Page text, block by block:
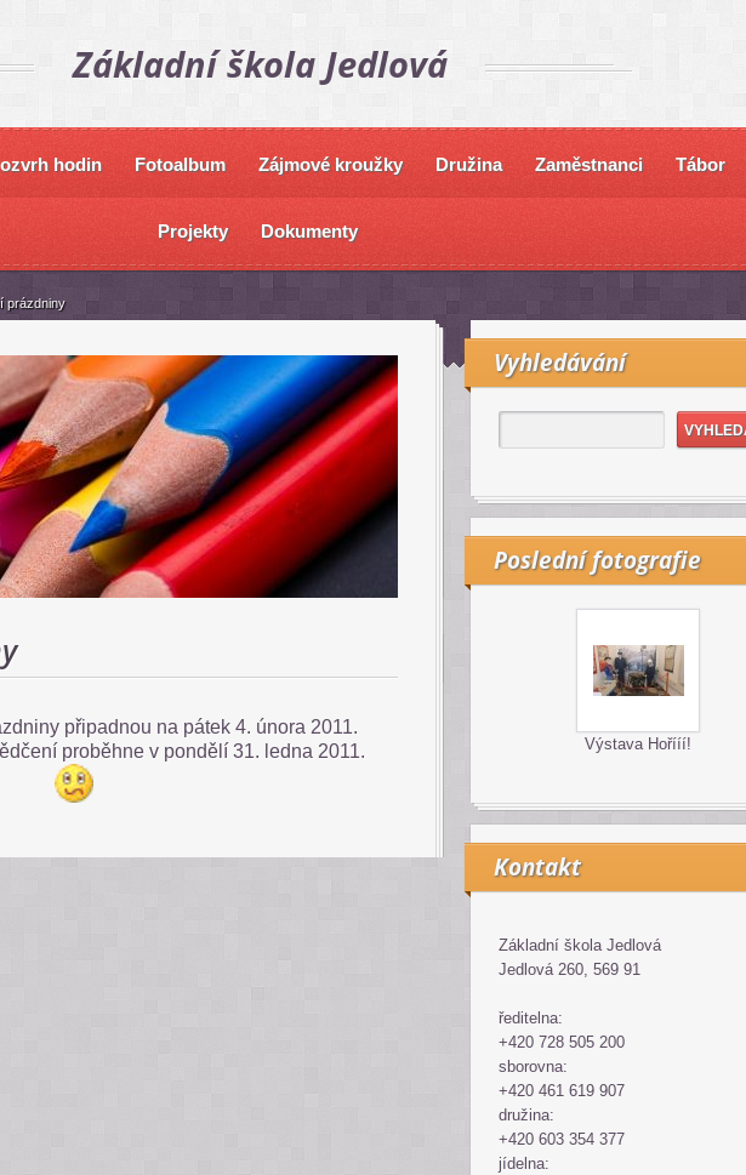
Základní škola Jedlová
hodin Fotoalbum Zájmové kroužky Družina Zaměstnanci Tábor
Projekty Dokumenty
připadnou na pátek 4. února 2011.
proběhne v pondělí 31. ledna 2011.
Vyhledávání
Poslední fotografie
Výstava Hořííí!
Kontakt
Základní škola Jedlová
Jedlová 260, 569 91
ředitelna:
+420 728 505 200
sborovna:
+420 461 619 907
družina:
+420 603 354 377
jídelna:
prázdniny